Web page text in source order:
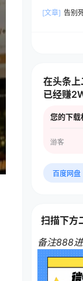
看，轻松日
[文章] 告别
在头条
已经赚
您的下载
游客
百度网盘
扫描下方
备注888